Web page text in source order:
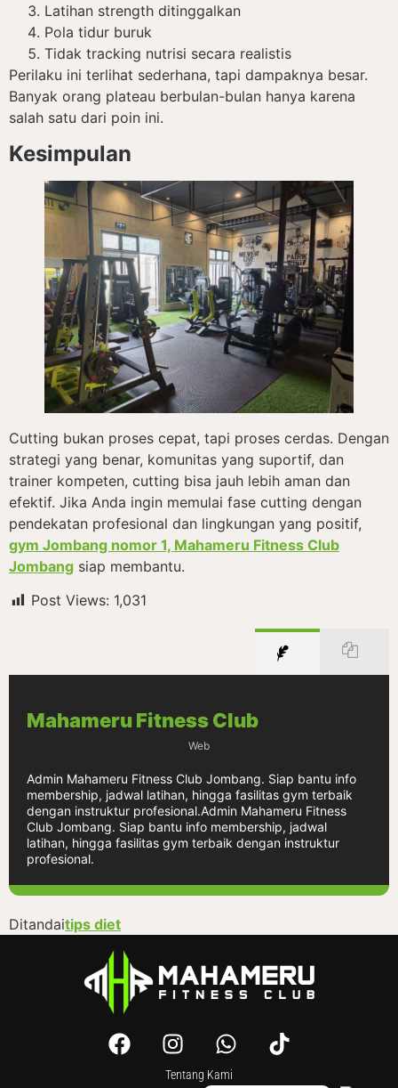
Latihan strength ditinggalkan
Pola tidur buruk
Tidak tracking nutrisi secara realistis
Perilaku ini terlihat sederhana, tapi dampaknya besar.
Banyak orang plateau berbulan-bulan hanya karena
salah satu dari poin ini.
Kesimpulan
Cutting bukan proses cepat, tapi proses cerdas. Dengan
strategi yang benar, komunitas yang suportif, dan
trainer kompeten, cutting bisa jauh lebih aman dan
efektif. Jika Anda ingin memulai fase cutting dengan
pendekatan profesional dan lingkungan yang positif,
gym Jombang nomor 1, Mahameru Fitness Club
Jombang siap membantu.
Post Views: 1,031
Mahameru Fitness Club
Web
Admin Mahameru Fitness Club Jombang. Siap bantu info
membership, jadwal latihan, hingga fasilitas gym terbaik
dengan instruktur profesional.Admin Mahameru Fitness
Club Jombang. Siap bantu info membership, jadwal
latihan, hingga fasilitas gym terbaik dengan instruktur
profesional.
Ditandaitips diet
Tentang Kami